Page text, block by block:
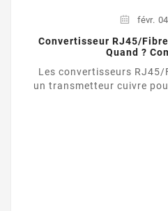
févr.
Convertisseur RJ45/
Quand ?
Les convertisseurs
un transmetteur cuivre